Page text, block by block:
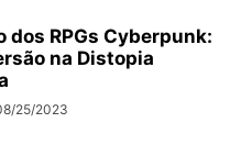
dos RPGs Cyberpunk:
na Distopia
25/2023